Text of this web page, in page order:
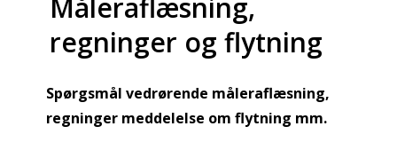
Måleraflæsning,
regninger og flytning
Spørgsmål vedrørende måleraflæsning,
regninger meddelelse om flytning mm.